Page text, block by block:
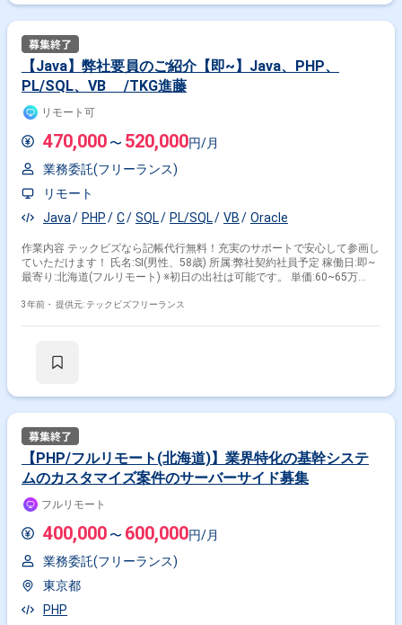
【Java】弊社要員のご紹介【即~】Java、PHP、
PL/SQL、VB /TKG進藤
リモート可
470,000 〜 520,000円/月
業務委託(フリーランス)
リモート
Java
PHP C SQL PL/SQL VB Oracle
作業内容 テックビズなら記帳代行無料！充実のサポートで安心して参画し
ていただけます！ 氏名:SI(男性、58歳) 所属:弊社契約社員予定 稼働日:即~
最寄り:北海道(フルリモート) ※初日の出社は可能です。 単価:60~65万
ら対応できそうなものがありましたら、 まずは案件を幅広くご紹介いただ
3年前・ 提供元: テックビズフリーランス
【PHP/フルリモート(北海道)】業界特化の基幹システ
ムのカスタマイズ案件のサーバーサイド募集
フルリモート
400,000 〜 600,000円/月
業務委託(フリーランス)
東京都
PHP